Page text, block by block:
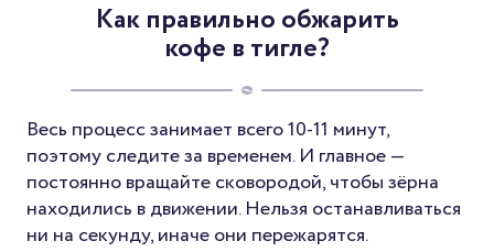
Как правильно обжарить
кофе в тигле?
Весь процесс занимает всего 10-11 минут,
поэтому следите за временем. И главное —
постоянно вращайте сковородой, чтобы зёрна
находились в движении. Нельзя останавливаться
ни на секунду, иначе они пережарятся.